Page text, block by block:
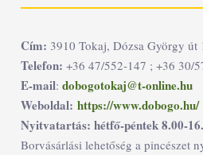
Cím: 3910 Tokaj, Dózsa György út
Telefon: +36 47/552-147 ; +36 30/
E-mail: dobogotokaj@t-online.hu
Weboldal: https://www.dobogo.hu/
Nyitvatartás: hétfő-péntek 8.00-
Borvásárlási lehetőség a pincészet